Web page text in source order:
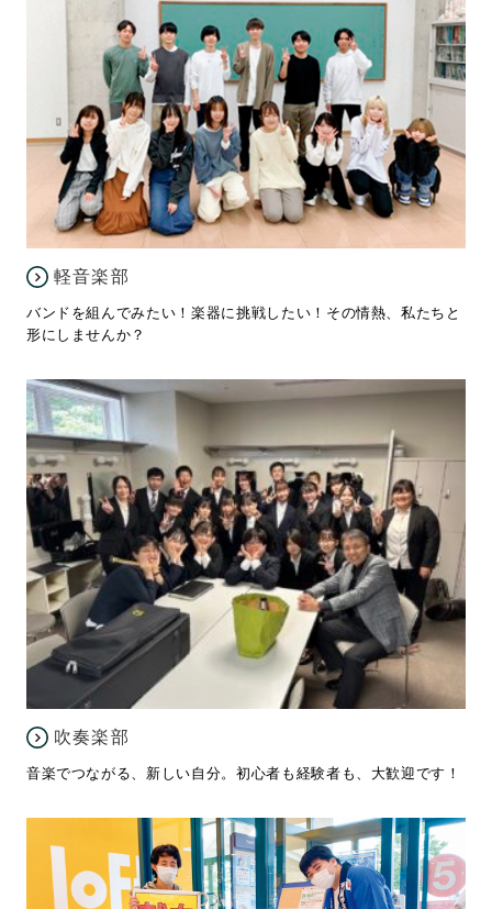
軽音楽部
バンドを組んでみたい！楽器に挑戦したい！その情熱、私たちと
形にしませんか？
吹奏楽部
音楽でつながる、新しい自分。初心者も経験者も、大歓迎です！